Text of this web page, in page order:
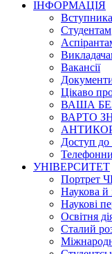
ІНФОРМАЦІЯ
Студентам
Вакансії
Цікаво
ВАША
ВАРТО
Доступ до
УНІВЕРСИТЕТ
Портрет
Наукова й
Наукові
Освітня
Сталий